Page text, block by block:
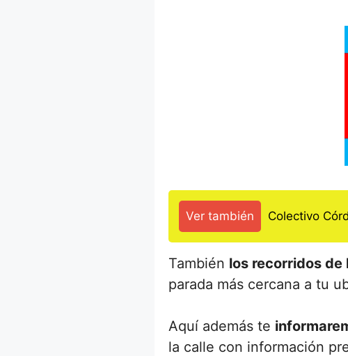
Ver también Colectivo
También los recorridos
parada más cercana a tu
Aquí además te
la calle con información